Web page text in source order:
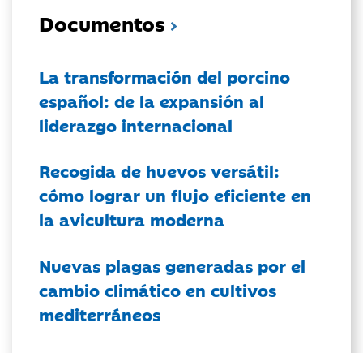
Documentos
La transformación del porcino
español: de la expansión al
liderazgo internacional
Recogida de huevos versátil:
cómo lograr un flujo eficiente en
la avicultura moderna
Nuevas plagas generadas por el
cambio climático en cultivos
mediterráneos